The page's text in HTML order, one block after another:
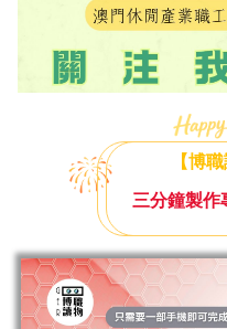
【博
三分鐘製作